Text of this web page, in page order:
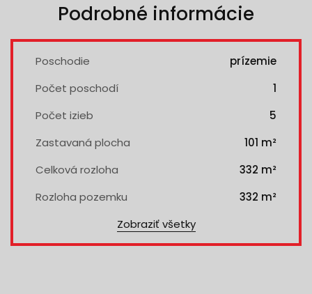
Podrobné informácie
Poschodie
prízemie
Počet poschodí
1
Počet izieb
5
Zastavaná plocha
101 m²
Celková rozloha
332 m²
Rozloha pozemku
332 m²
Zobraziť všetky